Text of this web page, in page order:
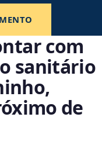
com
sanitário
de